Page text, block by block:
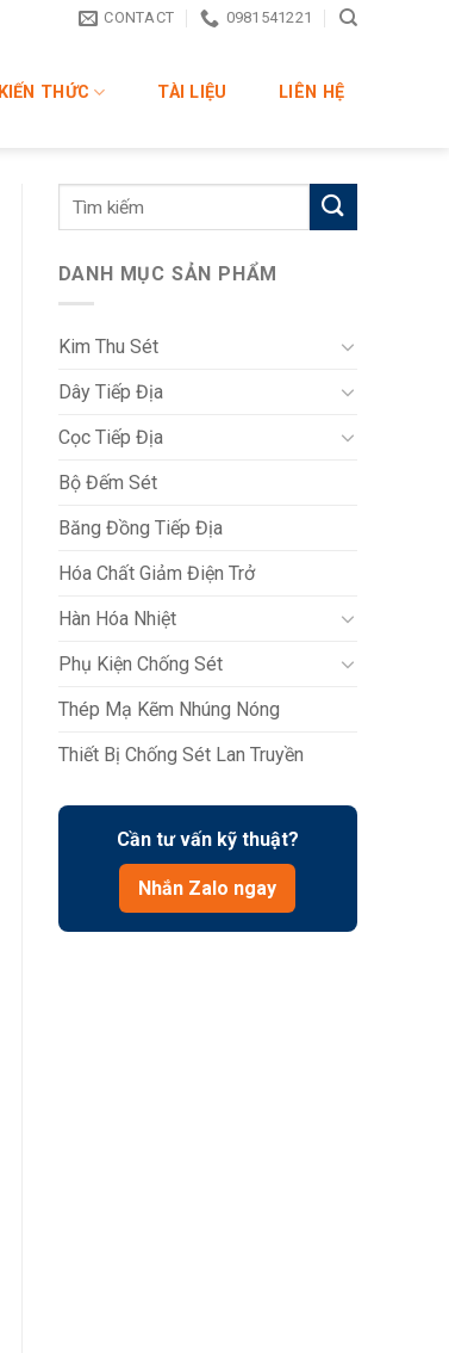
CONTACT 0981541221
KIẾN THỨC TÀI LIỆU LIÊN HỆ
DANH MỤC SẢN PHẨM
Kim Thu Sét
Dây Tiếp Địa
Cọc Tiếp Địa
Bộ Đếm Sét
Băng Đồng Tiếp Địa
Hóa Chất Giảm Điện Trở
Hàn Hóa Nhiệt
Phụ Kiện Chống Sét
Thép Mạ Kẽm Nhúng Nóng
Thiết Bị Chống Sét Lan Truyền
Cần tư vấn kỹ thuật?
Nhắn Zalo ngay